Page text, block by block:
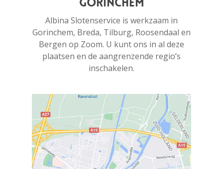
Albina Slotenservice is werkzaam in
Gorinchem, Breda, Tilburg, Roosendaal en
Bergen op Zoom. U kunt ons in al deze
plaatsen en de aangrenzende regio’s
inschakelen.